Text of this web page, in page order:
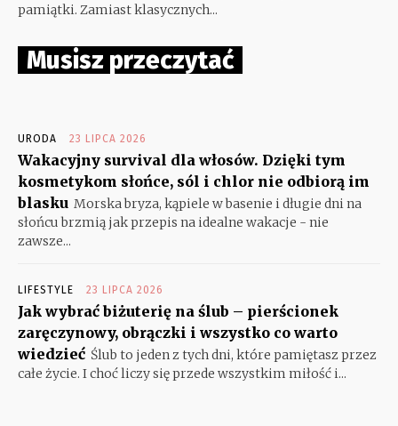
pamiątki. Zamiast klasycznych...
Musisz przeczytać
URODA 23 LIPCA 2026
Wakacyjny survival dla włosów. Dzięki tym
kosmetykom słońce, sól i chlor nie odbiorą im
blasku Morska bryza, kąpiele w basenie i długie dni na
słońcu brzmią jak przepis na idealne wakacje - nie
zawsze...
LIFESTYLE 23 LIPCA 2026
Jak wybrać biżuterię na ślub – pierścionek
zaręczynowy, obrączki i wszystko co warto
wiedzieć Ślub to jeden z tych dni, które pamiętasz przez
całe życie. I choć liczy się przede wszystkim miłość i...